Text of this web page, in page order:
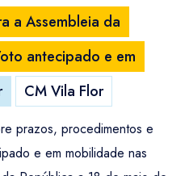
a Assembleia da
antecipado e em
CM Vila Flor
prazos, procedimentos e
e em mobilidade nas